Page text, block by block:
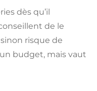
dès qu’il
de le
risque de
budget, mais vaut